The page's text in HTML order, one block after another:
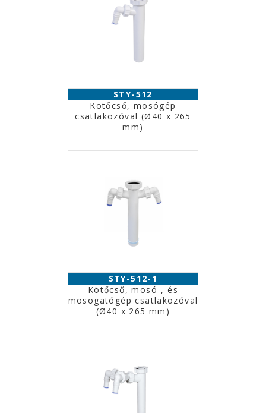
STY-512
Kötőcső, mosógép
csatlakozóval (Ø40 x 265
mm)
STY-512-1
Kötőcső, mosó-, és
mosogatógép csatlakozóval
(Ø40 x 265 mm)